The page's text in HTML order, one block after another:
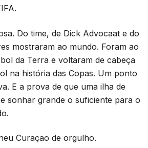
Do time, de Dick Advocaat e do
mostraram ao mundo. Foram ao
da Terra e voltaram de cabeça
na história das Copas. Um ponto
E a prova de que uma ilha de
sonhar grande o suficiente para o
Curaçao de orgulho.